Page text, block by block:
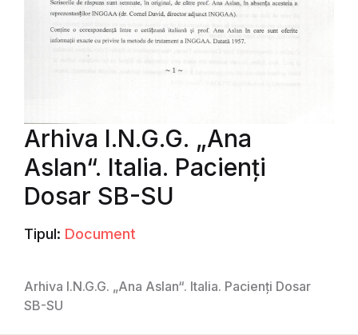
Arhiva I.N.G.G. „Ana
Aslan“. Italia. Pacienți
Dosar SB-SU
Tipul: Document
Arhiva I.N.G.G. „Ana Aslan“. Italia. Pacienți Dosar
SB-SU